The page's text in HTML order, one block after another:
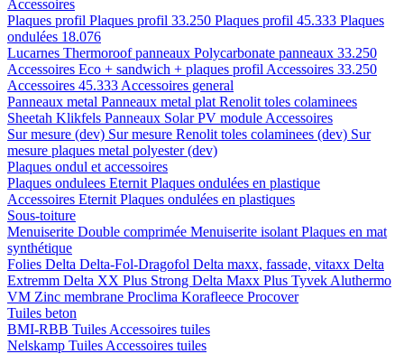
Accessoires
Plaques profil Plaques profil 33.250 Plaques profil 45.333 Plaques
ondulées 18.076
Lucarnes Thermoroof panneaux Polycarbonate panneaux 33.250
Accessoires Eco + sandwich + plaques profil Accessoires 33.250
Accessoires 45.333 Accessoires general
Panneaux metal Panneaux metal plat Renolit toles colaminees
Sheetah Klikfels Panneaux Solar PV module Accessoires
Sur mesure (dev) Sur mesure Renolit toles colaminees (dev) Sur
mesure plaques metal polyester (dev)
Plaques ondul et accessoires
Plaques ondulees Eternit Plaques ondulées en plastique
Accessoires Eternit Plaques ondulées en plastiques
Sous-toiture
Menuiserite Double comprimée Menuiserite isolant Plaques en mat
synthétique
Folies Delta Delta-Fol-Dragofol Delta maxx, fassade, vitaxx Delta
Extremm Delta XX Plus Strong Delta Maxx Plus Tyvek Aluthermo
VM Zinc membrane Proclima Korafleece Procover
Tuiles beton
BMI-RBB Tuiles Accessoires tuiles
Nelskamp Tuiles Accessoires tuiles